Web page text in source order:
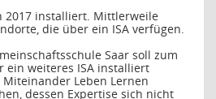
2017 installiert. Mittlerweile
die über ein ISA verfügen.
Saar soll zum
ein weiteres ISA installiert
Leben Lernen
dessen Expertise sich nicht